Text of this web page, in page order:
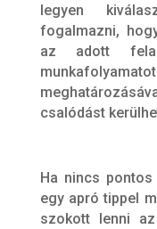
legyen
fogalmazni,
az adott
csalódást
Ha nincs
egy apró tippel
szokott lenni